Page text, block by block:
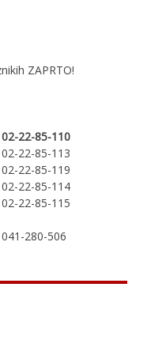
ZAPRTO!
02-22-85-110
02-22-85-113
02-22-85-119
02-22-85-114
02-22-85-115
041-280-506